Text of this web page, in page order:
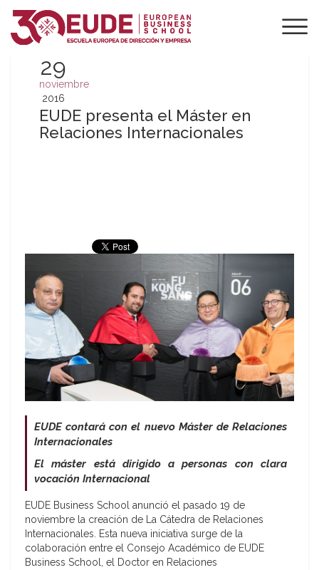
29
noviembre
2016
EUDE presenta el Máster en
Relaciones Internacionales
EUDE contará con el nuevo Máster de Relaciones
Internacionales
El máster está dirigido a personas con clara
vocación Internacional
EUDE Business School anunció el pasado 19 de
noviembre la creación de La Cátedra de Relaciones
Internacionales. Esta nueva iniciativa surge de la
colaboración entre el Consejo Académico de EUDE
Business School, el Doctor en Relaciones